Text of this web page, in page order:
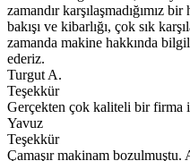
zamandır karşılaşmadığımız
bakışı ve kibarlığı, çok sık
zamanda makine hakkında
ederiz.
Turgut A.
Teşekkür
Gerçekten çok kaliteli bir firma
Yavuz
Teşekkür
Çamaşır makinam